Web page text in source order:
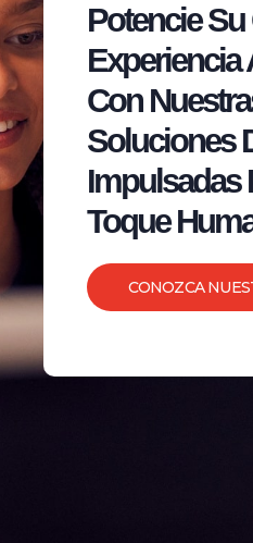
Potencie
Experiencia
Con
Soluciones
Impulsadas
Toque
CONOZCA